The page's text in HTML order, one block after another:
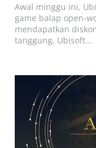
Awal minggu ini,
game balap open-
mendapatkan
tanggung, Ubisoft...